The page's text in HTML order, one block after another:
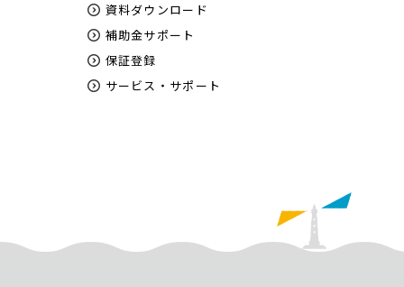
資料ダウンロード
補助金サポート
保証登録
サービス・サポート